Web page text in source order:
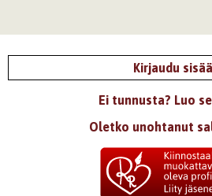
Kirjaudu
Ei tunnusta? Luo
Oletko unohtanut